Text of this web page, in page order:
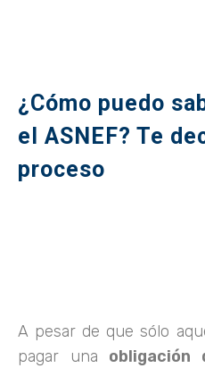
¿Cómo puedo
el ASNEF? Te
proceso
A pesar de que sólo
pagar una obligación